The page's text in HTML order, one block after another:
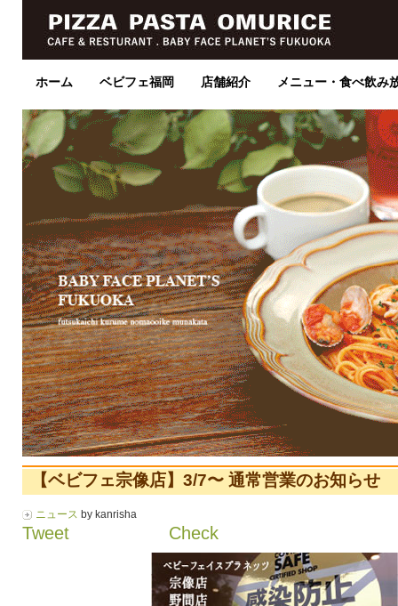
ホーム ベビフェ福岡 店舗紹介 メニュー・食べ飲み
【ベビフェ宗像店】3/7〜 通常営業のお知らせ
ニュース by kanrisha
Tweet Check